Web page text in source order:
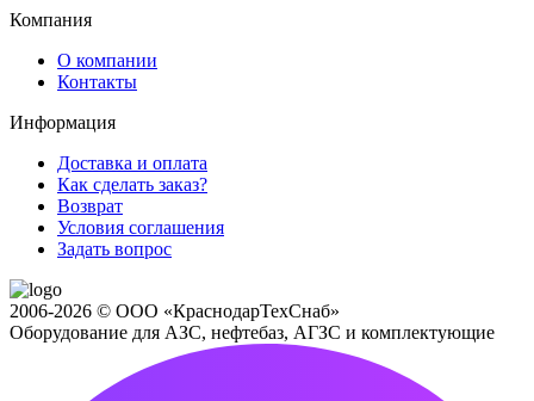
Компания
О компании
Контакты
Информация
Доставка и оплата
Как сделать заказ?
Возврат
Условия соглашения
Задать вопрос
2006-2026 © ООО «КраснодарТехСнаб»
Оборудование для АЗС, нефтебаз, АГЗС и комплектующие